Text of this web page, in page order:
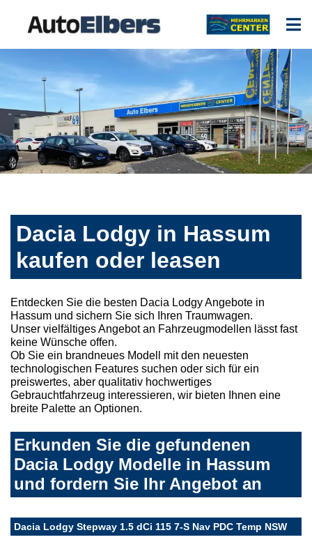
Dacia Lodgy in Hassum
kaufen oder leasen
Entdecken Sie die besten Dacia Lodgy Angebote in
Hassum und sichern Sie sich Ihren Traumwagen.
Unser vielfältiges Angebot an Fahrzeugmodellen lässt fast
keine Wünsche offen.
Ob Sie ein brandneues Modell mit den neuesten
technologischen Features suchen oder sich für ein
preiswertes, aber qualitativ hochwertiges
Gebrauchtfahrzeug interessieren, wir bieten Ihnen eine
breite Palette an Optionen.
Erkunden Sie die gefundenen
Dacia Lodgy Modelle in Hassum
und fordern Sie Ihr Angebot an
Dacia Lodgy Stepway 1.5 dCi 115 7-S Nav PDC Temp NSW